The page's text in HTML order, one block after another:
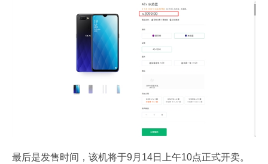
最后是发售时间，该机将于9月14日上午10点正式开卖。